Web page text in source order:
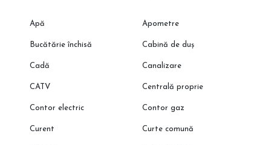
Apă Apometre
Bucătărie închisă Cabină de duș
Cadă Canalizare
CATV Centrală proprie
Contor electric Contor gaz
Curent Curte comună